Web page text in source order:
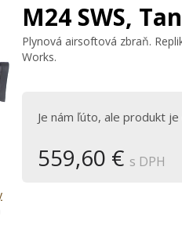
M24 SWS,
Plynová airsoftová zbraň.
Works.
Je nám ľúto, ale produkt je
559,60 € s DPH